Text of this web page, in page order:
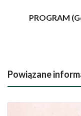
PROGRAM
Powiązane